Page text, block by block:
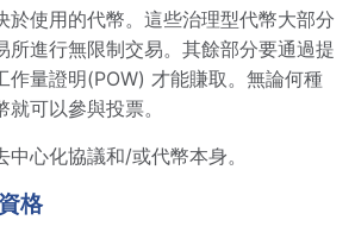
於使用的代幣。這些治理型代幣大部分
所進行無限制交易。其餘部分要通過提
作量證明(POW) 才能賺取。無論何種
可以參與投票。
心化協議和/或代幣本身。
格